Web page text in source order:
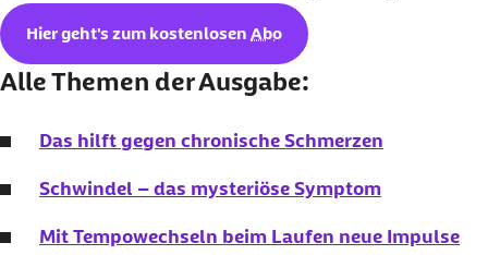
Hier geht's zum kostenlosen Abo
Alle Themen der Ausgabe:
Das hilft gegen chronische Schmerzen
Schwindel – das mysteriöse Symptom
Mit Tempowechseln beim Laufen neue Impulse